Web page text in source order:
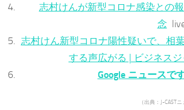
志村けんが新型コロナ感染との
念
志村けん新型コロナ陽性疑いで、
する声広がる | ビジネス
Google ニュースで
（出典：J-CASTニ